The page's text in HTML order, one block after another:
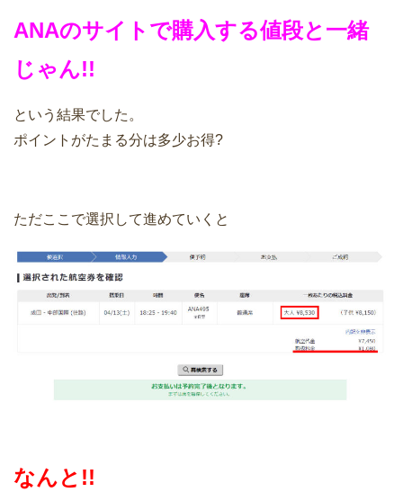
ANAのサイトで購入する値段と一緒
じゃん!!
という結果でした。
ポイントがたまる分は多少お得?
ただここで選択して進めていくと
なんと!!